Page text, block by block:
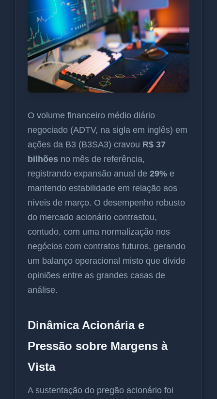
O volume financeiro médio diário
negociado (ADTV, na sigla em inglês) em
ações da B3 (B3SA3) cravou R$ 37
bilhões no mês de referência,
registrando expansão anual de 29% e
mantendo estabilidade em relação aos
níveis de março. O desempenho robusto
do mercado acionário contrastou,
contudo, com uma normalização nos
negócios com contratos futuros, gerando
um balanço operacional misto que divide
opiniões entre as grandes casas de
análise.
Dinâmica Acionária e
Pressão sobre Margens à
Vista
A sustentação do pregão acionário foi